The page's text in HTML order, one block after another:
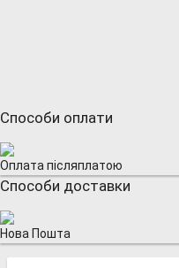
Способи оплати
Оплата післяплатою
Способи доставки
Нова Пошта